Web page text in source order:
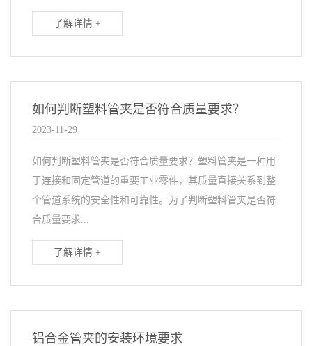
了解详情 +
如何判断塑料管夹是否符合质量要求？
2023-11-29
如何判断塑料管夹是否符合质量要求？塑料管夹是一种用
于连接和固定管道的重要工业零件，其质量直接关系到整
个管道系统的安全性和可靠性。为了判断塑料管夹是否符
合质量要求...
了解详情 +
铝合金管夹的安装环境要求